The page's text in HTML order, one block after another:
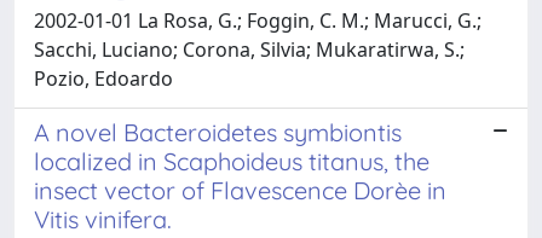
2002-01-01 La Rosa, G.; Foggin, C. M.; Marucci, G.;
Sacchi, Luciano; Corona, Silvia; Mukaratirwa, S.;
Pozio, Edoardo
A novel Bacteroidetes symbiontis
localized in Scaphoideus titanus, the
insect vector of Flavescence Dorèe in
Vitis vinifera.